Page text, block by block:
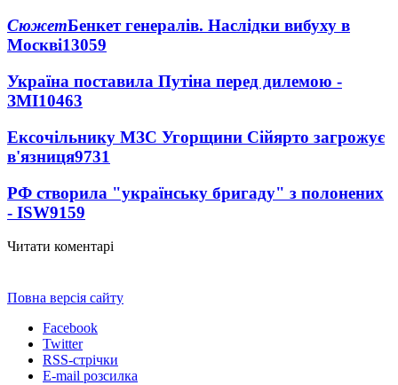
СюжетБенкет генералів. Наслідки вибуху в
Москві13059
Україна поставила Путіна перед дилемою -
ЗМІ10463
Ексочільнику МЗС Угорщини Сійярто загрожує
в'язниця9731
РФ створила "українську бригаду" з полонених
- ISW9159
Читати коментарі
Повна версія сайту
Facebook
Twitter
RSS-стрічки
E-mail розсилка